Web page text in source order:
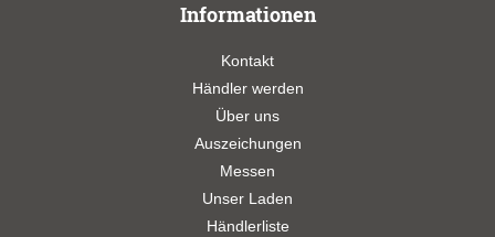
Informationen
Kontakt
Händler werden
Über uns
Auszeichungen
Messen
Unser Laden
Händlerliste